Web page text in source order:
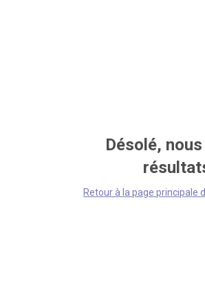
Désolé,
Retour à la page principale